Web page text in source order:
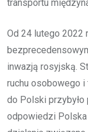
transportu
Od 24 lutego 2022
inwazją rosyjską.
ruchu osobowego
do Polski przybyło
odpowiedzi Polska